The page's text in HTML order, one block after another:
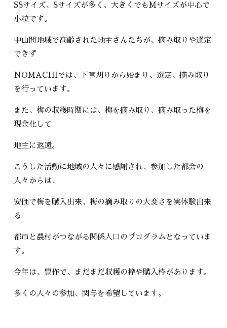
SSサイズ、Sサイズが多く、大きくでもMサイズが中心で
小粒です。
中山間地域で高齢された地主さんたちが、摘み取りや選定
できず
NOMACHIでは、下草刈りから始まり、選定、摘み取り
を行っています。
また、梅の収穫時期には、梅を摘み取り、摘み取った梅を
現金化して
地主に返還。
こうした活動に地域の人々に感謝され、参加した都会の
人々からは、
安価で梅を購入出来、梅の摘み取りの大変さを実体験出来
る
都市と農村がつながる関係人口のプログラムとなっていま
す。
今年は、豊作で、まだまだ収穫の枠や購入枠があります。
多くの人々の参加、関与を希望しています。